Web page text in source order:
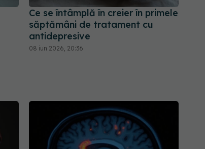
Ce se întâmplă în creier în primele
săptămâni de tratament cu
antidepresive
08 iun 2026, 20:36